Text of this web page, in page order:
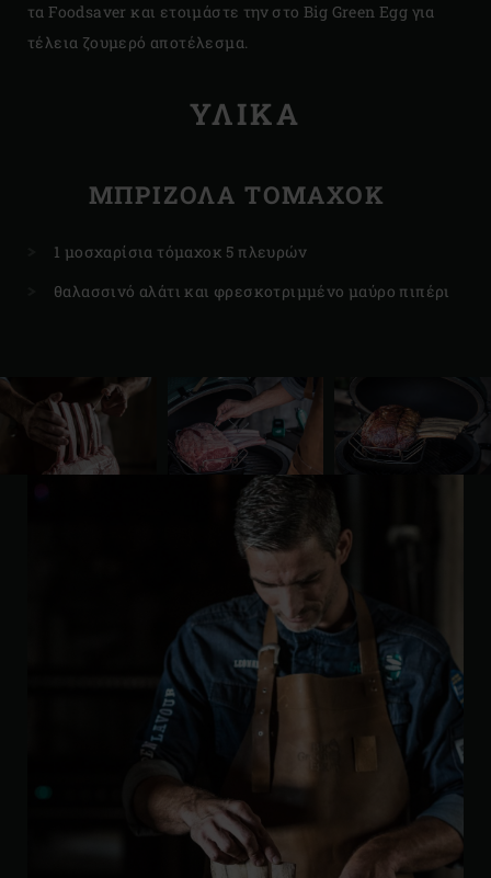
τα Foodsaver και ετοιμάστε την στο Big Green Egg για
τέλεια ζουμερό αποτέλεσμα.
ΥΛΙΚΑ
ΜΠΡΙΖΟΛΑ ΤΟΜΑΧΟΚ
1 μοσχαρίσια τόμαχοκ 5 πλευρών
θαλασσινό αλάτι και φρεσκοτριμμένο μαύρο πιπέρι